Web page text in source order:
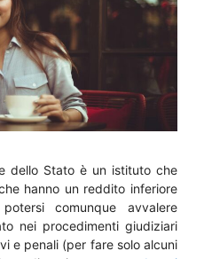
dello Stato è un istituto che
hanno un reddito inferiore
comunque avvalere
nei procedimenti giudiziari
e penali (per fare solo alcuni